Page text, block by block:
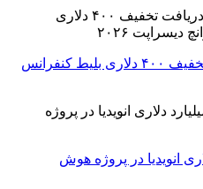
فرصت استثنایی: دریافت تخفیف ۴۰۰ دلاری بلیط کنفرانس
دلاری انویدیا در پروژه هوش